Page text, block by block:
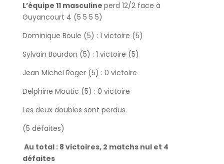
L’équipe 11 masculine perd 12/2 face à
Guyancourt 4 (5 5 5 5)
Dominique Boule (5) : 1 victoire (5)
Sylvain Bourdon (5) : 1 victoire (5)
Jean Michel Roger (5) : 0 victoire
Delphine Moutic (5) : 0 victoire
Les deux doubles sont perdus.
(5 défaites)
Au total : 8 victoires, 2 matchs nul et 4
défaites